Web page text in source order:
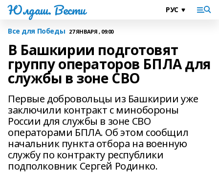
Юлдаш. Вести
Все для Победы 27 ЯНВАРЯ , 09:00
В Башкирии подготовят
группу операторов БПЛА для
службы в зоне СВО
Первые добровольцы из Башкирии уже
заключили контракт с минобороны
России для службы в зоне СВО
операторами БПЛА. Об этом сообщил
начальник пункта отбора на военную
службу по контракту республики
подполковник Сергей Родинко.